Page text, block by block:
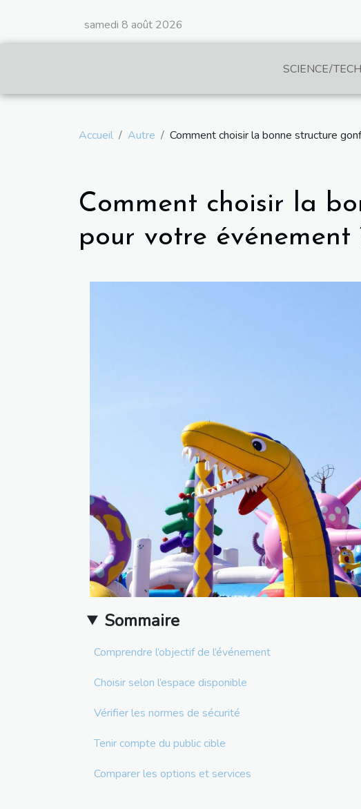
samedi 8 août 2026
SCIENCE/TECH
Accueil Autre Comment choisir la bonne structure
Comment choisir la
pour votre événement
Sommaire
Comprendre l’objectif de l’événement
Choisir selon l’espace disponible
Vérifier les normes de sécurité
Tenir compte du public cible
Comparer les options et services